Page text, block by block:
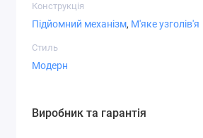
Конструкція
Підйомний механізм, М'яке узголів'я
Стиль
Модерн
Виробник та гарантія